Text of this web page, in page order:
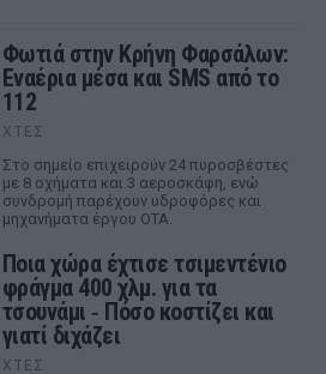
Φωτιά στην Κρήνη Φαρσάλων:
Εναέρια μέσα και SMS από το
112
ΧΤΕΣ
Στο σημείο επιχειρούν 24 πυροσβέστες
με 8 οχήματα και 3 αεροσκάφη, ενώ
συνδρομή παρέχουν υδροφόρες και
μηχανήματα έργου ΟΤΑ.
Ποια χώρα έχτισε τσιμεντένιο
φράγμα 400 χλμ. για τα
τσουνάμι ‑ Πόσο κοστίζει και
γιατί διχάζει
ΧΤΕΣ